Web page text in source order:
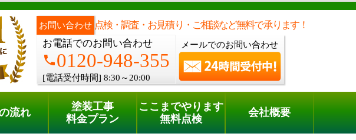
お問い合わせ 点検・調査・お見積り・ご相談など無料で承ります！
お電話でのお問い合わせ
phone0120-948-355
[電話受付時間] 8:30～20:00
メールでのお問い合わせ
無料点検
電話でのご相談 [8:30～20:00]
phone0120-948-355
流れ
塗装工事
料金プラン
ここまでやります
無料点検
会社概要